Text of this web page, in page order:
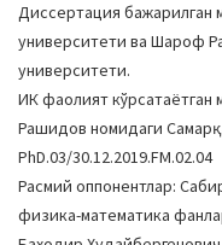
Диссертация бажарилган
университети ва Шароф
университети.
ИК фаолият
Рашидов номидаги
PhD.03/30.12.2019.FM.02.04
Расмий оппонентлар:
физика-математика